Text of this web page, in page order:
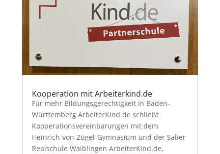
Kooperation mit Arbeiterkind.de
Für mehr Bildungsgerechtigkeit in Baden-
Württemberg ArbeiterKind.de schließt
Kooperationsvereinbarungen mit dem
Heinrich-von-Zügel-Gymnasium und der Salier
Realschule Waiblingen ArbeiterKind.de,